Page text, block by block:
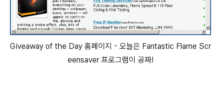
Giveaway of the Day 홈페이지 - 오늘은 Fantastic Flame Scr
eensaver 프로그램이 공짜!